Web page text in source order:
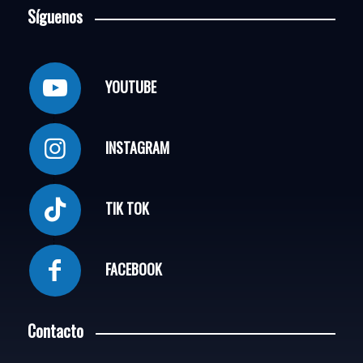
Síguenos
YOUTUBE
INSTAGRAM
TIK TOK
FACEBOOK
Contacto